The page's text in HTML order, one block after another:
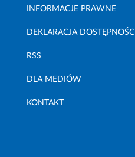
INFORMACJE PRAWNE
DEKLARACJA DOSTĘPNOŚCI
RSS
DLA MEDIÓW
KONTAKT